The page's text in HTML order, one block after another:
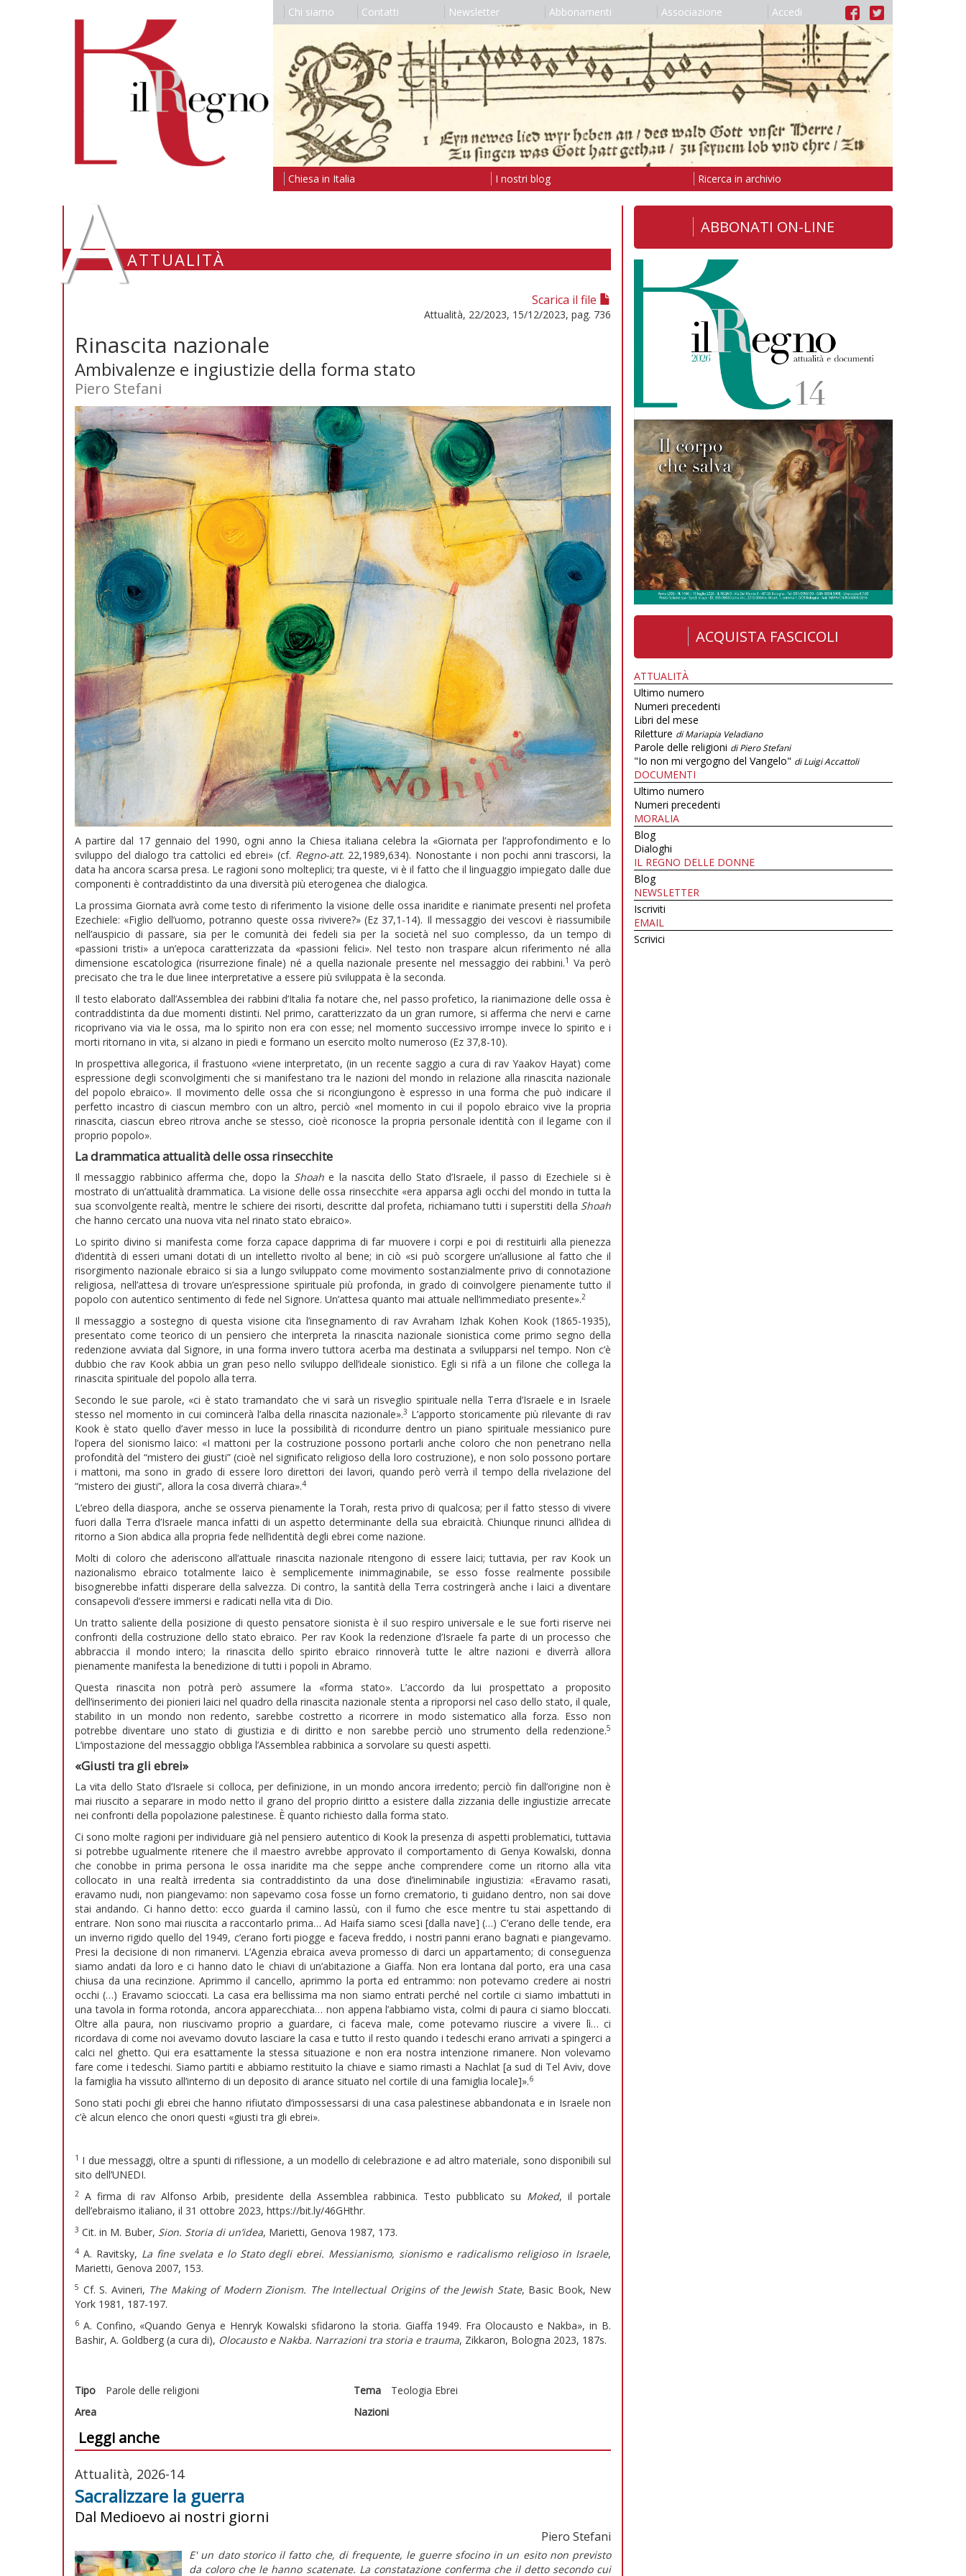
Chi siamo Contatti Newsletter Abbonamenti Associazione Accedi
Chiesa in Italia I nostri blog Ricerca in archivio
AATTUALITÀ
Scarica il file
Attualità, 22/2023, 15/12/2023, pag. 736
Rinascita nazionale
Ambivalenze e ingiustizie della forma stato
Piero Stefani
A partire dal 17 gennaio del 1990, ogni anno la Chiesa italiana celebra la «Giornata per l’approfondimento e lo
sviluppo del dialogo tra cattolici ed ebrei» (cf. Regno-att. 22,1989,634). Nonostante i non pochi anni trascorsi, la
data ha ancora scarsa presa. Le ragioni sono molteplici; tra queste, vi è il fatto che il linguaggio impiegato dalle due
componenti è contraddistinto da una diversità più eterogenea che dialogica.
La prossima Giornata avrà come testo di riferimento la visione delle ossa inaridite e rianimate presenti nel profeta
Ezechiele: «Figlio dell’uomo, potranno queste ossa rivivere?» (Ez 37,1-14). Il messaggio dei vescovi è riassumibile
nell’auspicio di passare, sia per le comunità dei fedeli sia per la società nel suo complesso, da un tempo di
«passioni tristi» a un’epoca caratterizzata da «passioni felici». Nel testo non traspare alcun riferimento né alla
dimensione escatologica (risurrezione finale) né a quella nazionale presente nel messaggio dei rabbini.1 Va però
precisato che tra le due linee interpretative a essere più sviluppata è la seconda.
Il testo elaborato dall’Assemblea dei rabbini d’Italia fa notare che, nel passo profetico, la rianimazione delle ossa è
contraddistinta da due momenti distinti. Nel primo, caratterizzato da un gran rumore, si afferma che nervi e carne
ricoprivano via via le ossa, ma lo spirito non era con esse; nel momento successivo irrompe invece lo spirito e i
morti ritornano in vita, si alzano in piedi e formano un esercito molto numeroso (Ez 37,8-10).
In prospettiva allegorica, il frastuono «viene interpretato, (in un recente saggio a cura di rav Yaakov Hayat) come
espressione degli sconvolgimenti che si manifestano tra le nazioni del mondo in relazione alla rinascita nazionale
del popolo ebraico». Il movimento delle ossa che si ricongiungono è espresso in una forma che può indicare il
perfetto incastro di ciascun membro con un altro, perciò «nel momento in cui il popolo ebraico vive la propria
rinascita, ciascun ebreo ritrova anche se stesso, cioè riconosce la propria personale identità con il legame con il
proprio popolo».
La drammatica attualità delle ossa rinsecchite
Il messaggio rabbinico afferma che, dopo la Shoahe la nascita dello Stato d’Israele, il passo di Ezechiele si è
mostrato di un’attualità drammatica. La visione delle ossa rinsecchite «era apparsa agli occhi del mondo in tutta la
sua sconvolgente realtà, mentre le schiere dei risorti, descritte dal profeta, richiamano tutti i superstiti della Shoah
che hanno cercato una nuova vita nel rinato stato ebraico».
Lo spirito divino si manifesta come forza capace dapprima di far muovere i corpi e poi di restituirli alla pienezza
d’identità di esseri umani dotati di un intelletto rivolto al bene; in ciò «si può scorgere un’allusione al fatto che il
risorgimento nazionale ebraico si sia a lungo sviluppato come movimento sostanzialmente privo di connotazione
religiosa, nell’attesa di trovare un’espressione spirituale più profonda, in grado di coinvolgere pienamente tutto il
popolo con autentico sentimento di fede nel Signore. Un’attesa quanto mai attuale nell’immediato presente».2
Il messaggio a sostegno di questa visione cita l’insegnamento di rav Avraham Izhak Kohen Kook (1865-1935),
presentato come teorico di un pensiero che interpreta la rinascita nazionale sionistica come primo segno della
redenzione avviata dal Signore, in una forma invero tuttora acerba ma destinata a svilupparsi nel tempo. Non c’è
dubbio che rav Kook abbia un gran peso nello sviluppo dell’ideale sionistico. Egli si rifà a un filone che collega la
rinascita spirituale del popolo alla terra.
Secondo le sue parole, «ci è stato tramandato che vi sarà un risveglio spirituale nella Terra d’Israele e in Israele
stesso nel momento in cui comincerà l’alba della rinascita nazionale».3 L’apporto storicamente più rilevante di rav
Kook è stato quello d’aver messo in luce la possibilità di ricondurre dentro un piano spirituale messianico pure
l’opera del sionismo laico: «I mattoni per la costruzione possono portarli anche coloro che non penetrano nella
profondità del “mistero dei giusti” (cioè nel significato religioso della loro costruzione), e non solo possono portare
i mattoni, ma sono in grado di essere loro direttori dei lavori, quando però verrà il tempo della rivelazione del
“mistero dei giusti”, allora la cosa diverrà chiara».4
L’ebreo della diaspora, anche se osserva pienamente la Torah, resta privo di qualcosa; per il fatto stesso di vivere
fuori dalla Terra d’Israele manca infatti di un aspetto determinante della sua ebraicità. Chiunque rinunci all’idea di
ritorno a Sion abdica alla propria fede nell’identità degli ebrei come nazione.
Molti di coloro che aderiscono all’attuale rinascita nazionale ritengono di essere laici; tuttavia, per rav Kook un
nazionalismo ebraico totalmente laico è semplicemente inimmaginabile, se esso fosse realmente possibile
bisognerebbe infatti disperare della salvezza. Di contro, la santità della Terra costringerà anche i laici a diventare
consapevoli d’essere immersi e radicati nella vita di Dio.
Un tratto saliente della posizione di questo pensatore sionista è il suo respiro universale e le sue forti riserve nei
confronti della costruzione dello stato ebraico. Per rav Kook la redenzione d’Israele fa parte di un processo che
abbraccia il mondo intero; la rinascita dello spirito ebraico rinnoverà tutte le altre nazioni e diverrà allora
pienamente manifesta la benedizione di tutti i popoli in Abramo.
Questa rinascita non potrà però assumere la «forma stato». L’accordo da lui prospettato a proposito
dell’inserimento dei pionieri laici nel quadro della rinascita nazionale stenta a riproporsi nel caso dello stato, il quale,
stabilito in un mondo non redento, sarebbe costretto a ricorrere in modo sistematico alla forza. Esso non
potrebbe diventare uno stato di giustizia e di diritto e non sarebbe perciò uno strumento della redenzione.5
L’impostazione del messaggio obbliga l’Assemblea rabbinica a sorvolare su questi aspetti.
«Giusti tra gli ebrei»
La vita dello Stato d’Israele si colloca, per definizione, in un mondo ancora irredento; perciò fin dall’origine non è
mai riuscito a separare in modo netto il grano del proprio diritto a esistere dalla zizzania delle ingiustizie arrecate
nei confronti della popolazione palestinese. È quanto richiesto dalla forma stato.
Ci sono molte ragioni per individuare già nel pensiero autentico di Kook la presenza di aspetti problematici, tuttavia
si potrebbe ugualmente ritenere che il maestro avrebbe approvato il comportamento di Genya Kowalski, donna
che conobbe in prima persona le ossa inaridite ma che seppe anche comprendere come un ritorno alla vita
collocato in una realtà irredenta sia contraddistinto da una dose d’ineliminabile ingiustizia: «Eravamo rasati,
eravamo nudi, non piangevamo: non sapevamo cosa fosse un forno crematorio, ti guidano dentro, non sai dove
stai andando. Ci hanno detto: ecco guarda il camino lassù, con il fumo che esce mentre tu stai aspettando di
entrare. Non sono mai riuscita a raccontarlo prima… Ad Haifa siamo scesi [dalla nave] (…) C’erano delle tende, era
un inverno rigido quello del 1949, c’erano forti piogge e faceva freddo, i nostri panni erano bagnati e piangevamo.
Presi la decisione di non rimanervi. L’Agenzia ebraica aveva promesso di darci un appartamento; di conseguenza
siamo andati da loro e ci hanno dato le chiavi di un’abitazione a Giaffa. Non era lontana dal porto, era una casa
chiusa da una recinzione. Aprimmo il cancello, aprimmo la porta ed entrammo: non potevamo credere ai nostri
occhi (…) Eravamo scioccati. La casa era bellissima ma non siamo entrati perché nel cortile ci siamo imbattuti in
una tavola in forma rotonda, ancora apparecchiata… non appena l’abbiamo vista, colmi di paura ci siamo bloccati.
Oltre alla paura, non riuscivamo proprio a guardare, ci faceva male, come potevamo riuscire a vivere lì… ci
ricordava di come noi avevamo dovuto lasciare la casa e tutto il resto quando i tedeschi erano arrivati a spingerci a
calci nel ghetto. Qui era esattamente la stessa situazione e non era nostra intenzione rimanere. Non volevamo
fare come i tedeschi. Siamo partiti e abbiamo restituito la chiave e siamo rimasti a Nachlat [a sud di Tel Aviv, dove
la famiglia ha vissuto all’interno di un deposito di arance situato nel cortile di una famiglia locale]».6
Sono stati pochi gli ebrei che hanno rifiutato d’impossessarsi di una casa palestinese abbandonata e in Israele non
c’è alcun elenco che onori questi «giusti tra gli ebrei».
1 I due messaggi, oltre a spunti di riflessione, a un modello di celebrazione e ad altro materiale, sono disponibili sul
sito dell’UNEDI.
2 A firma di rav Alfonso Arbib, presidente della Assemblea rabbinica. Testo pubblicato su Moked, il portale
dell’ebraismo italiano, il 31 ottobre 2023, https://bit.ly/46GHthr.
3 Cit. in M. Buber, Sion. Storia di un’idea, Marietti, Genova 1987, 173.
4 A. Ravitsky, La fine svelata e lo Stato degli ebrei. Messianismo, sionismo e radicalismo religioso in Israele,
Marietti, Genova 2007, 153.
5 Cf. S. Avineri, The Making of Modern Zionism. The Intellectual Origins of the Jewish State, Basic Book, New
York 1981, 187-197.
6 A. Confino, «Quando Genya e Henryk Kowalski sfidarono la storia. Giaffa 1949. Fra Olocausto e Nakba», in B.
Bashir, A. Goldberg (a cura di), Olocausto e Nakba. Narrazioni tra storia e trauma, Zikkaron, Bologna 2023, 187s.
Tipo Parole delle religioni Tema Teologia Ebrei
Area
Nazioni
Leggi anche
Attualità, 2026-14
Sacralizzare la guerra
Dal Medioevo ai nostri giorni
Piero Stefani
E' un dato storico il fatto che, di frequente, le guerre sfocino in un esito non previsto
da coloro che le hanno scatenate. La constatazione conferma che il detto secondo cui
ABBONATI ON-LINE
ACQUISTA FASCICOLI
ATTUALITÀ
Ultimo numero
Numeri precedenti
Libri del mese
Riletture di Mariapia Veladiano
Parole delle religioni di Piero Stefani
"Io non mi vergogno del Vangelo" di Luigi Accattoli
DOCUMENTI
Ultimo numero
Numeri precedenti
MORALIA
Blog
Dialoghi
IL REGNO DELLE DONNE
Blog
NEWSLETTER
Iscriviti
EMAIL
Scrivici